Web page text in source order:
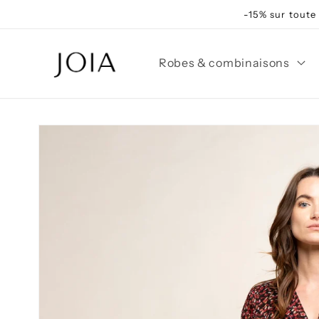
-15% sur
Robes & combinaisons
Passer aux